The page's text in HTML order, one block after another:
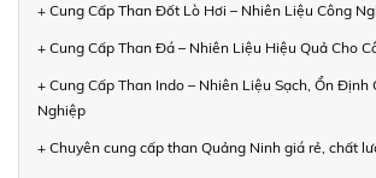
+ Cung Cấp Than Đốt Lò Hơi – Nhiên Liệu Công
+ Cung Cấp Than Đá – Nhiên Liệu Hiệu Quả Cho
+ Cung Cấp Than Indo – Nhiên Liệu Sạch, Ổn Định
Nghiệp
+ Chuyên cung cấp than Quảng Ninh giá rẻ, chất